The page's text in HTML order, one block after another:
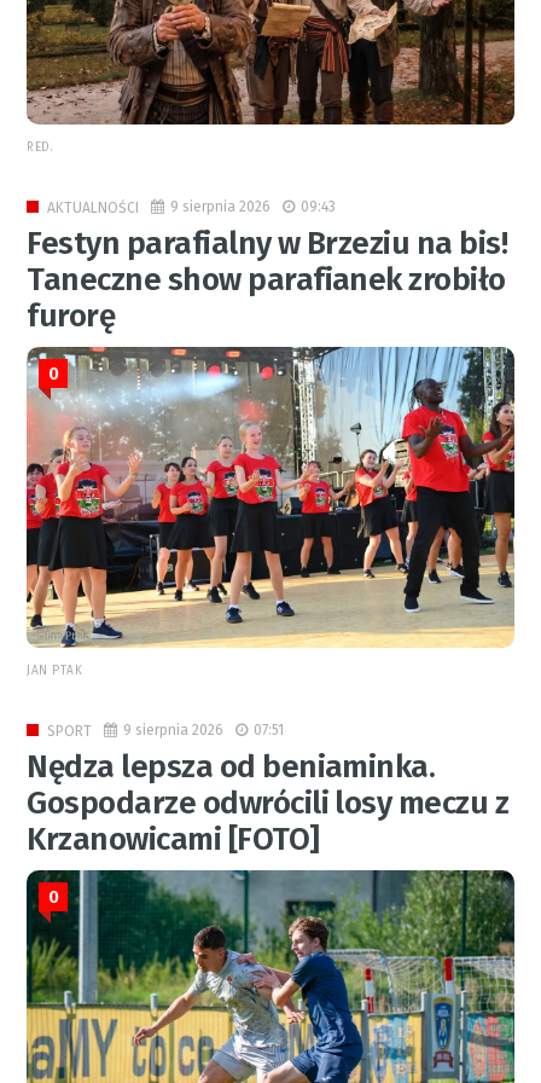
RED.
AKTUALNOŚCI 9 sierpnia 2026 09:43
Festyn parafialny w Brzeziu na bis!
Taneczne show parafianek zrobiło
furorę
0
JAN PTAK
SPORT 9 sierpnia 2026 07:51
Nędza lepsza od beniaminka.
Gospodarze odwrócili losy meczu z
Krzanowicami [FOTO]
0